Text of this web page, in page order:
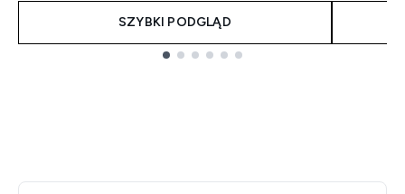
SZYBKI PODGLĄD